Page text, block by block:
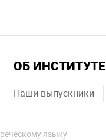
ОБ ИНСТИТУТЕ
Наши выпускники
языку